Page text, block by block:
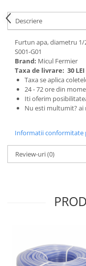
Zootehnie
Incubatoare,
deplumatoare
Echipamente pentru
Aparate de tuns animale
Piese si accesorii
animale
Tarcuri animale
Masini batut stalpi si
Roabe & accesorii
Casute gradina si cutii
Teascuri
Zdrobitoare electrice
Descriere
Furtun apa, diametru 1/
S001-G01
Brand: Micul Fermier
Taxa de livrare: 30
Taxa se aplica
24 - 72 ore din
Iti oferim
Nu esti multumit?
Informatii conformitate
Review-uri(0)